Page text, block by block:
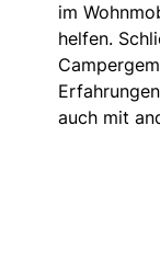
im
helfen.
auch mit